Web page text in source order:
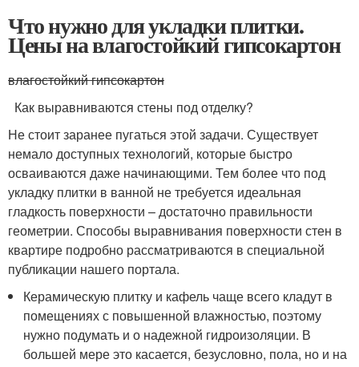
Что нужно для укладки плитки.
Цены на влагостойкий гипсокартон
влагостойкий гипсокартон
Как выравниваются стены под отделку?
Не стоит заранее пугаться этой задачи. Существует
немало доступных технологий, которые быстро
осваиваются даже начинающими. Тем более что под
укладку плитки в ванной не требуется идеальная
гладкость поверхности – достаточно правильности
геометрии. Способы выравнивания поверхности стен в
квартире подробно рассматриваются в специальной
публикации нашего портала.
Керамическую плитку и кафель чаще всего кладут в
помещениях с повышенной влажностью, поэтому
нужно подумать и о надежной гидроизоляции. В
большей мере это касается, безусловно, пола, но и на